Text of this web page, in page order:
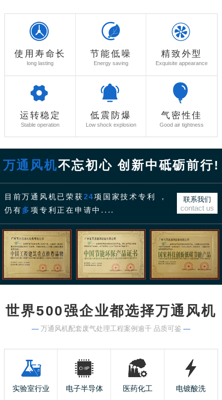
使用寿命长
long lasting
节能低噪
Energy saving
精致外型
Exquisite appearance
运转稳定
Stable operation
低震防爆
Low shock explosion
气密性佳
Good air tightness
万通风机不忘初心 创新中砥砺前行!
目前万通风机已荣获24项国家技术专利 ，
仍有多项专利正在申请中....
联系我们
contact us
世界500强企业都选择万通风机
— 万通风机配套废气处理工程案例逾千 品质可鉴 —
实验室行业 电子半导体 医药化工 电镀酸洗